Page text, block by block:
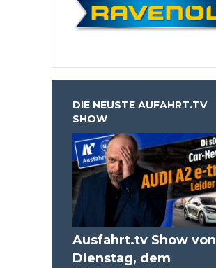
DIE NEUSTE AUFAHRT.TV
SHOW
Ausfahrt.tv Show von
Dienstag, dem